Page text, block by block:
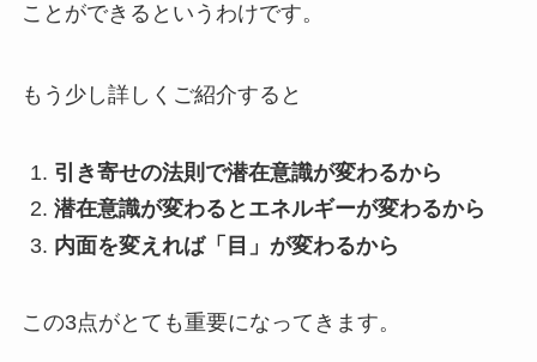
ことができるというわけです。
もう少し詳しくご紹介すると
引き寄せの法則で潜在意識が変わるから
潜在意識が変わるとエネルギーが変わるから
内面を変えれば「目」が変わるから
この3点がとても重要になってきます。